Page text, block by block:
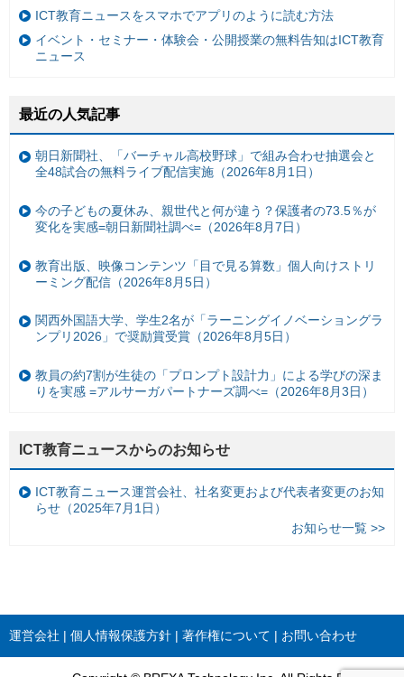
ICT教育ニュースをスマホでアプリのように読む方法
イベント・セミナー・体験会・公開授業の無料告知はICT教育
ニュース
最近の人気記事
朝日新聞社、「バーチャル高校野球」で組み合わせ抽選会と
全48試合の無料ライブ配信実施（2026年8月1日）
今の子どもの夏休み、親世代と何が違う？保護者の73.5％が
変化を実感=朝日新聞社調べ=（2026年8月7日）
教育出版、映像コンテンツ「目で見る算数」個人向けストリ
ーミング配信（2026年8月5日）
関西外国語大学、学生2名が「ラーニングイノベーショングラ
ンプリ2026」で奨励賞受賞（2026年8月5日）
教員の約7割が生徒の「プロンプト設計力」による学びの深ま
りを実感 =アルサーガパートナーズ調べ=（2026年8月3日）
ICT教育ニュースからのお知らせ
ICT教育ニュース運営会社、社名変更および代表者変更のお知
らせ（2025年7月1日）
お知らせ一覧 >>
運営会社 個人情報保護方針 著作権について お問い合わせ